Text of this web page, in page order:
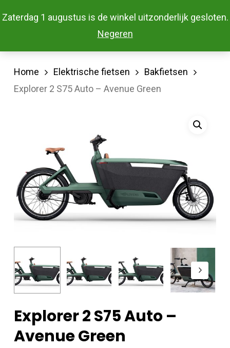
Zaterdag 1 augustus is de winkel uitzonderlijk gesloten.
Negeren
to
Menu
Home Elektrische fietsen
Bakfietsen
Explorer 2 S75 Auto – Avenue Green
Explorer 2 S75 Auto –
Avenue Green
Menu